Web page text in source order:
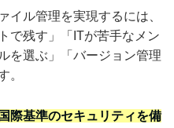
イル管理を実現するには、
で残す」「ITが苦手なメン
を選ぶ」「バージョン管理
。
国際基準のセキュリティを備